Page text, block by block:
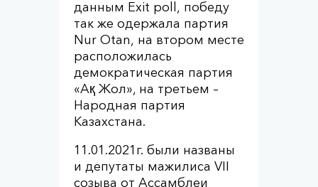
данным Exit poll, победу
так же одержала партия
Nur Otan, на втором месте
расположилась
демократическая партия
«Ақ Жол», на третьем –
Народная партия
Казахстана.
11.01.2021г. были названы
и депутаты мажилиса VII
созыва от Ассамблеи